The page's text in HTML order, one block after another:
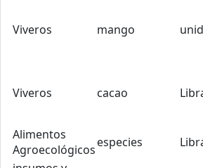
Viveros mango
Viveros cacao
Alimentos
Agroecológicosespecies